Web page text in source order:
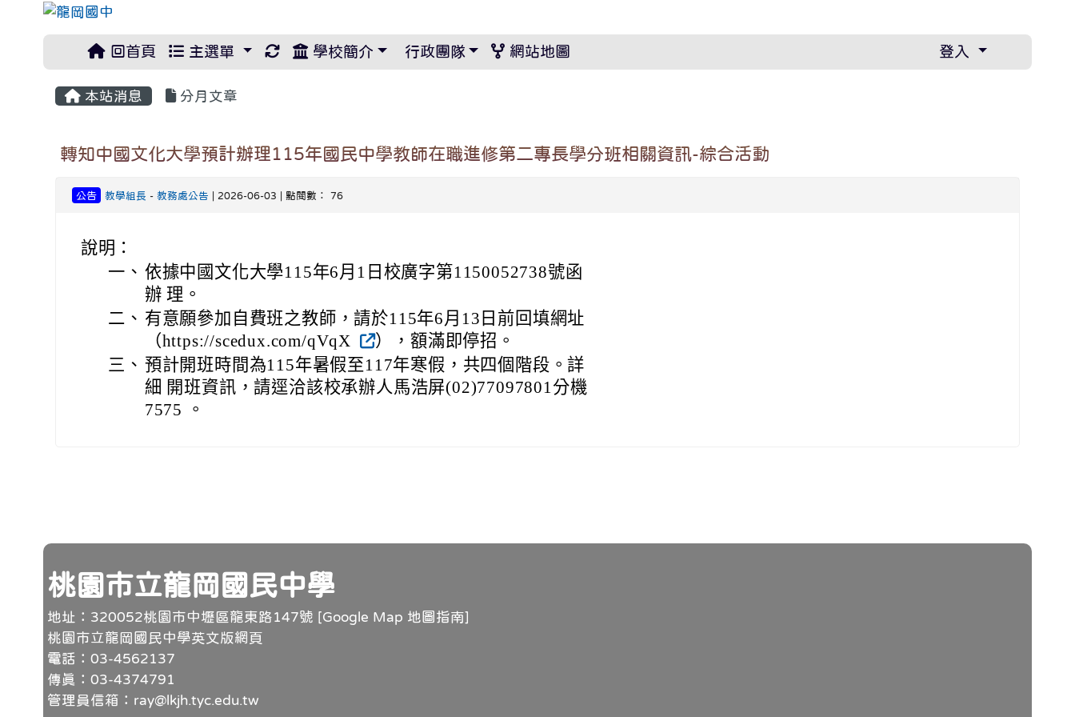
回首頁 主選單 重新取得佈景設定
學校簡介 行政團隊 網站地圖 登入
本站消息 分月文章
轉知中國文化大學預計辦理115年國民中學教師在職進修第二專長學分班相關資訊-綜合活動
公告 教學組長 -教務處公告 | 2026-06-03 | 點閱數： 76
說明：
一、 依據中國文化大學115年6月1日校廣字第1150052738號函
辦 理。
二、 有意願參加自費班之教師，請於115年6月13日前回填網址
（https://scedux.com/qVqX
），額滿即停招。
三、 預計開班時間為115年暑假至117年寒假，共四個階段。詳
細 開班資訊，請逕洽該校承辦人馬浩屏(02)77097801分機
7575 。
頁尾
桃園市立龍岡國民中學
地址：320052桃園市中壢區龍東路147號 [Google Map 地圖指南]
桃園市立龍岡國民中學英文版網頁
電話：03-4562137
傳真：03-4374791
管理員信箱：ray@lkjh.tyc.edu.tw